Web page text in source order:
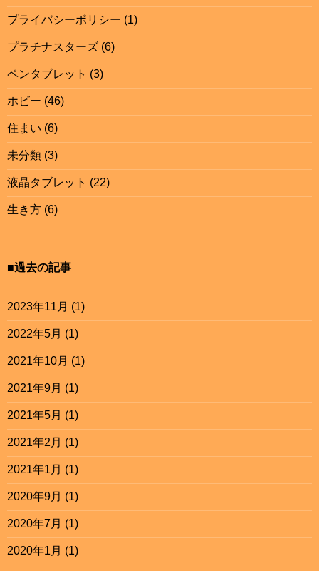
プライバシーポリシー (1)
プラチナスターズ (6)
ペンタブレット (3)
ホビー (46)
住まい (6)
未分類 (3)
液晶タブレット (22)
生き方 (6)
■過去の記事
2023年11月 (1)
2022年5月 (1)
2021年10月 (1)
2021年9月 (1)
2021年5月 (1)
2021年2月 (1)
2021年1月 (1)
2020年9月 (1)
2020年7月 (1)
2020年1月 (1)